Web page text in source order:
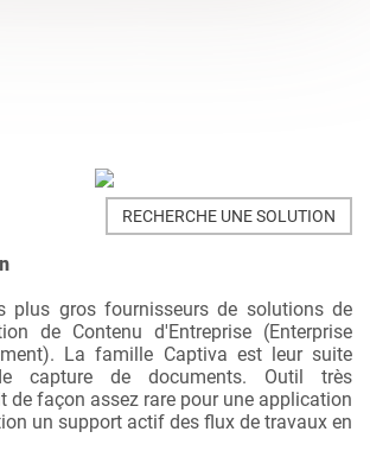
RECHERCHE UNE SOLUTION
plus gros fournisseurs de solutions de
de Contenu d'Entreprise (Enterprise
La famille Captiva est leur suite
capture de documents. Outil très
de façon assez rare pour une application
un support actif des flux de travaux en